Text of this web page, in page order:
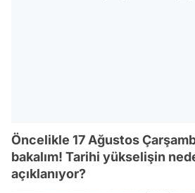
Öncelikle 17 Ağustos
bakalım! Tarihi yükselişin
açıklanıyor?